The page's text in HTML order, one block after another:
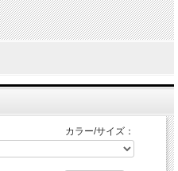
カラー/サイズ：